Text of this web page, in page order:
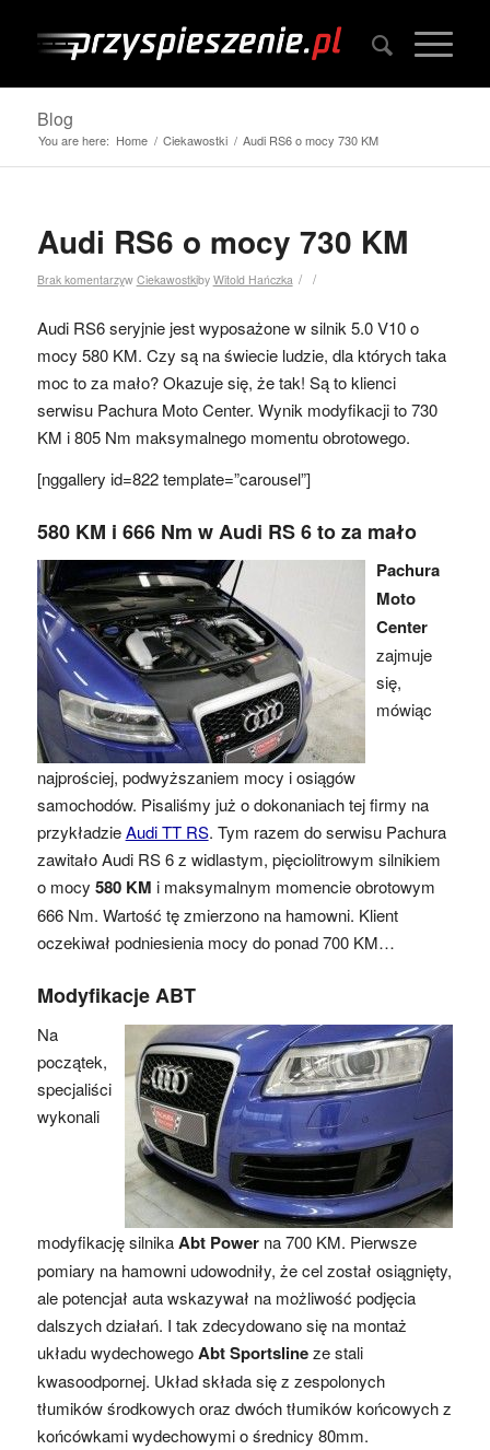
Blog
You are here: Home / Ciekawostki / Audi RS6 o mocy 730 KM
Audi RS6 o mocy 730 KM
Brak komentarzy /
w Ciekawostki /
by Witold Hańczka
Audi RS6 seryjnie jest wyposażone w silnik 5.0 V10 o
mocy 580 KM. Czy są na świecie ludzie, dla których taka
moc to za mało? Okazuje się, że tak! Są to klienci
serwisu Pachura Moto Center. Wynik modyfikacji to 730
KM i 805 Nm maksymalnego momentu obrotowego.
[nggallery id=822 template=”carousel”]
580 KM i 666 Nm w Audi RS 6 to za mało
Pachura
Moto
Center
zajmuje
się,
mówiąc
najprościej, podwyższaniem mocy i osiągów
samochodów. Pisaliśmy już o dokonaniach tej firmy na
przykładzieAudi TT RS. Tym razem do serwisu Pachura
zawitało Audi RS 6 z widlastym, pięciolitrowym silnikiem
o mocy 580 KM i maksymalnym momencie obrotowym
666 Nm. Wartość tę zmierzono na hamowni. Klient
oczekiwał podniesienia mocy do ponad 700 KM…
Modyfikacje ABT
Na
początek,
specjaliści
wykonali
modyfikację silnikaAbt Powerna 700 KM. Pierwsze
pomiary na hamowni udowodniły, że cel został osiągnięty,
ale potencjał auta wskazywał na możliwość podjęcia
dalszych działań. I tak zdecydowano się na montaż
układu wydechowegoAbt Sportslineze stali
kwasoodpornej. Układ składa się z zespolonych
tłumików środkowych oraz dwóch tłumików końcowych z
końcówkami wydechowymi o średnicy 80mm.